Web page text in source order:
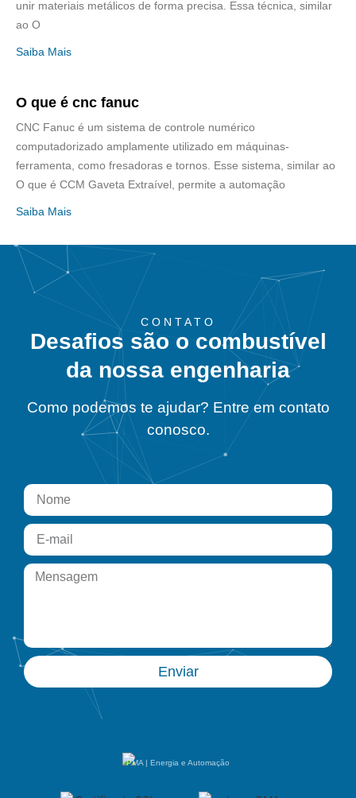
unir materiais metálicos de forma precisa. Essa técnica, similar
ao O
Saiba Mais
O que é cnc fanuc
CNC Fanuc é um sistema de controle numérico
computadorizado amplamente utilizado em máquinas-
ferramenta, como fresadoras e tornos. Esse sistema, similar ao
O que é CCM Gaveta Extraível, permite a automação
Saiba Mais
CONTATO
Desafios são o combustível
da nossa engenharia
Como podemos te ajudar? Entre em contato
conosco.
Enviar
PMA | Energia e Automação